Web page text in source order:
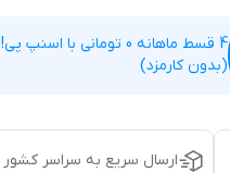
4 قسط ماهانه 0 تومانی با اسنپ پی!
(بدون کارمزد)
ارسال سریع به سراسر کشور